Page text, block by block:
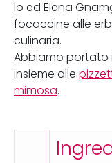
Io ed Elena
focaccine alle
culinaria.
Abbiamo portato
insieme alle
mimosa.